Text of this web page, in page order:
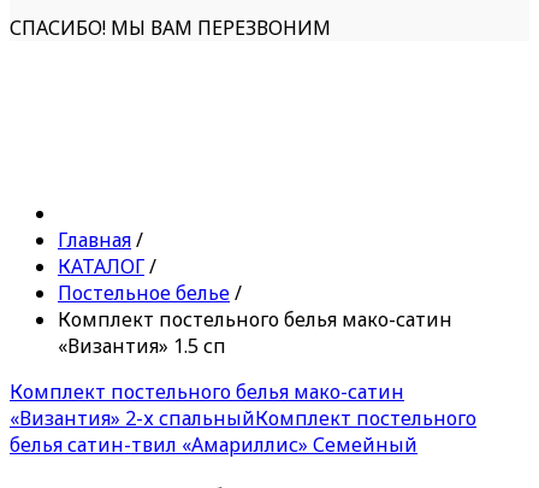
СПАСИБО! МЫ ВАМ ПЕРЕЗВОНИМ
Главная/
КАТАЛОГ/
Постельное белье/
Комплект постельного белья мако-сатин
«Византия» 1.5 сп
Комплект постельного белья мако-сатин
«Византия» 2-х спальныйКомплект постельного
белья сатин-твил «Амариллис» Семейный